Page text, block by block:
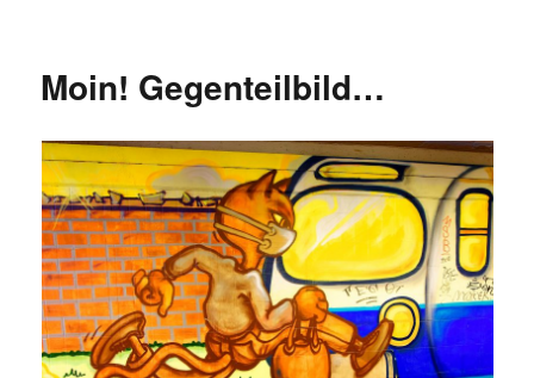
doch
etwas
anderes?
Moin! Gegenteilbild…